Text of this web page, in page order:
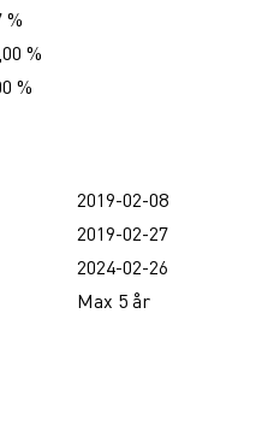
%
%
%
2019-02-08
2019-02-27
2024-02-26
Max 5 år